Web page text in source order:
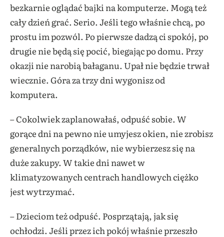
bezkarnie oglądać bajki na komputerze. Mogą też
cały dzień grać. Serio. Jeśli tego właśnie chcą, po
prostu im pozwól. Po pierwsze dadzą ci spokój, po
drugie nie będą się pocić, biegając po domu. Przy
okazji nie narobią bałaganu. Upał nie będzie trwał
wiecznie. Góra za trzy dni wygonisz od
komputera.
– Cokolwiek zaplanowałaś, odpuść sobie. W
gorące dni na pewno nie umyjesz okien, nie zrobisz
generalnych porządków, nie wybierzesz się na
duże zakupy. W takie dni nawet w
klimatyzowanych centrach handlowych ciężko
jest wytrzymać.
– Dzieciom też odpuść. Posprzątają, jak się
ochłodzi. Jeśli przez ich pokój właśnie przeszło